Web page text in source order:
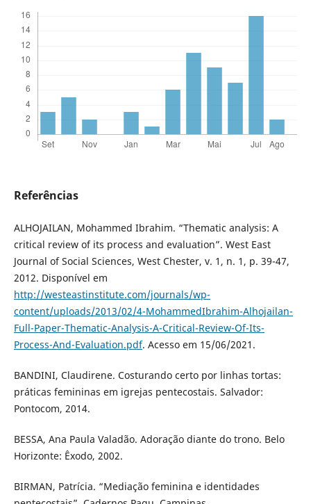
Referências
ALHOJAILAN, Mohammed Ibrahim. “Thematic analysis: A
critical review of its process and evaluation”. West East
Journal of Social Sciences, West Chester, v. 1, n. 1, p. 39-47,
2012. Disponível em
http://westeastinstitute.com/journals/wp-
content/uploads/2013/02/4-MohammedIbrahim-Alhojailan-
Full-Paper-Thematic-Analysis-A-Critical-Review-Of-Its-
Process-And-Evaluation.pdf. Acesso em 15/06/2021.
BANDINI, Claudirene. Costurando certo por linhas tortas:
práticas femininas em igrejas pentecostais. Salvador:
Pontocom, 2014.
BESSA, Ana Paula Valadão. Adoração diante do trono. Belo
Horizonte: Êxodo, 2002.
BIRMAN, Patrícia. “Mediação feminina e identidades